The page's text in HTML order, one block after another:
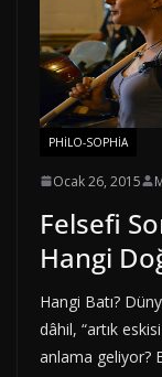
PHILO-SOPHIA
Ocak 26, 2015
Felsefi
Hangi
Hangi Batı?
dâhil, “artık
anlama geliyor?